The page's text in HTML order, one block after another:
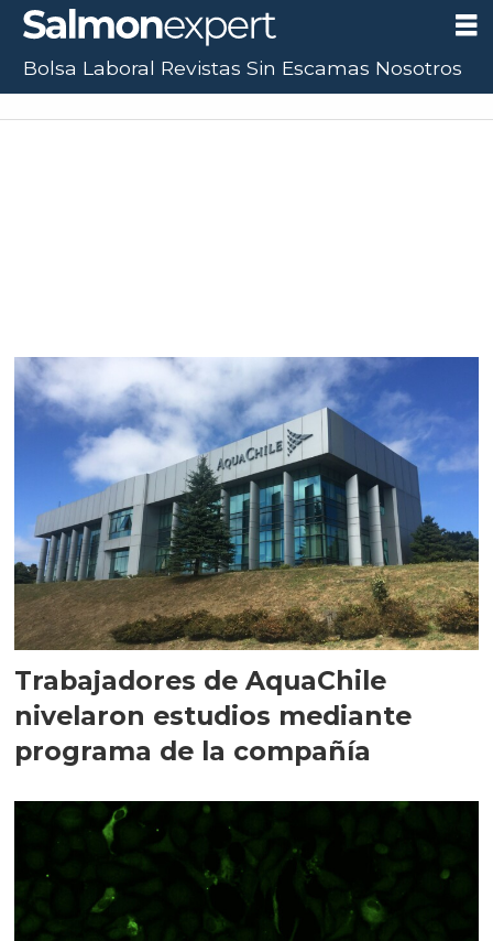
Tag:
Trabajadores de AquaChile
nivelaron estudios mediante
programa de la compañía
Bolsa Laboral Revistas Sin Escamas Nosotros